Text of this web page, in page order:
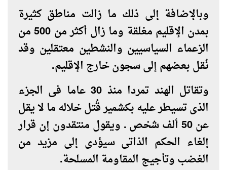
وبالإضافة إلى ذلك ما زالت مناطق كثيرة
بمدن الإقليم مغلقة وما زال أكثر من 500 من
الزعماء السياسيين والنشطين معتقلين وقد
نُقل بعضهم إلى سجون خارج الإقليم.
وتقاتل الهند تمردا منذ 30 عاما فى الجزء
الذى تسيطر عليه بكشمير قُتل خلاله ما لا يقل
عن 50 ألف شخص . ويقول منتقدون إن قرار
إلغاء الحكم الذاتى سيؤدى إلى مزيد من
الغضب وتأجيج المقاومة المسلحة.